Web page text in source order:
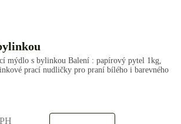
mýdlo s bylinkou Balení : papírový pytel 1kg,
prací nudličky pro praní bílého i barevného